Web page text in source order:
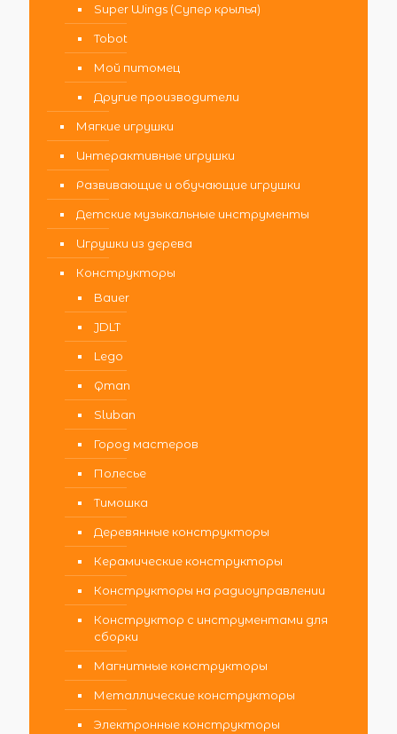
Super Wings (Супер крылья)
Tobot
Мой питомец
Другие производители
Мягкие игрушки
Интерактивные игрушки
Развивающие и обучающие игрушки
Детские музыкальные инструменты
Игрушки из дерева
Конструкторы
Bauer
JDLT
Lego
Qman
Sluban
Город мастеров
Полесье
Тимошка
Деревянные конструкторы
Керамические конструкторы
Конструкторы на радиоуправлении
Конструктор с инструментами для
сборки
Магнитные конструкторы
Металлические конструкторы
Электронные конструкторы